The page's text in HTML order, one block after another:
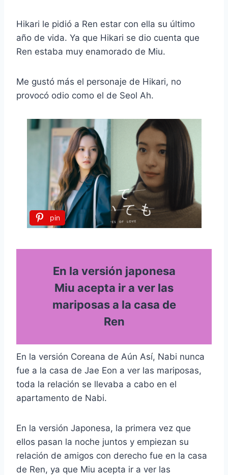
Hikari le pidió a Ren estar con ella su último
año de vida. Ya que Hikari se dio cuenta que
Ren estaba muy enamorado de Miu.
Me gustó más el personaje de Hikari, no
provocó odio como el de Seol Ah.
pin
En la versión japonesa
Miu acepta ir a ver las
mariposas a la casa de
Ren
En la versión Coreana de Aún Así, Nabi nunca
fue a la casa de Jae Eon a ver las mariposas,
toda la relación se llevaba a cabo en el
apartamento de Nabi.
En la versión Japonesa, la primera vez que
ellos pasan la noche juntos y empiezan su
relación de amigos con derecho fue en la casa
de Ren, ya que Miu acepta ir a ver las